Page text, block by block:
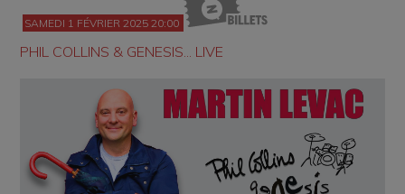
SAMEDI 1 FÉVRIER 2025 20:00
PHIL COLLINS & GENESIS... LIVE